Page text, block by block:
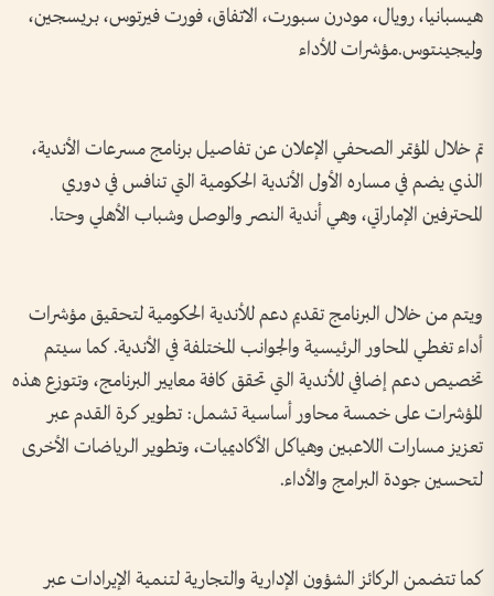
هيسبانيا، رويال، مودرن سبورت، الاتفاق، فورت فيرتوس، بريسجين،
وليجينتوس.مؤشرات للأداء
تم خلال المؤتمر الصحفي الإعلان عن تفاصيل برنامج مسرعات الأندية،
الذي يضم في مساره الأول الأندية الحكومية التي تنافس في دوري
المحترفين الإماراتي، وهي أندية النصر والوصل وشباب الأهلي وحتا.
ويتم من خلال البرنامج تقديم دعم للأندية الحكومية لتحقيق مؤشرات
أداء تغطي المحاور الرئيسية والجوانب المختلفة في الأندية. كما سيتم
تخصيص دعم إضافي للأندية التي تحقق كافة معايير البرنامج، وتتوزع هذه
المؤشرات على خمسة محاور أساسية تشمل: تطوير كرة القدم عبر
تعزيز مسارات اللاعبين وهياكل الأكاديميات، وتطوير الرياضات الأخرى
لتحسين جودة البرامج والأداء.
كما تتضمن الركائز الشؤون الإدارية والتجارية لتنمية الإيرادات عبر